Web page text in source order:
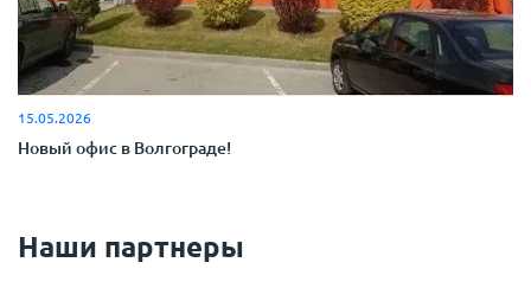
15.05.2026
Новый офис в Волгограде!
Наши партнеры